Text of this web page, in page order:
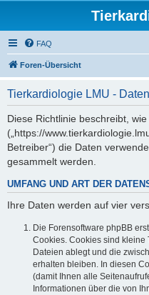
FAQ
Foren-Übersicht
Tierkardiologie LMU -
Diese Richtlinie beschreibt, wie
(„https://
Betreiber“) die Daten
gesammelt werden.
UMFANG UND ART DER
Ihre Daten werden auf vier
Die Forensoftware phpBB
Cookies. Cookies sind kleine
Dateien ablegt und die
erhalten bleiben. In diesen
(damit Ihnen alle
Informationen über die von